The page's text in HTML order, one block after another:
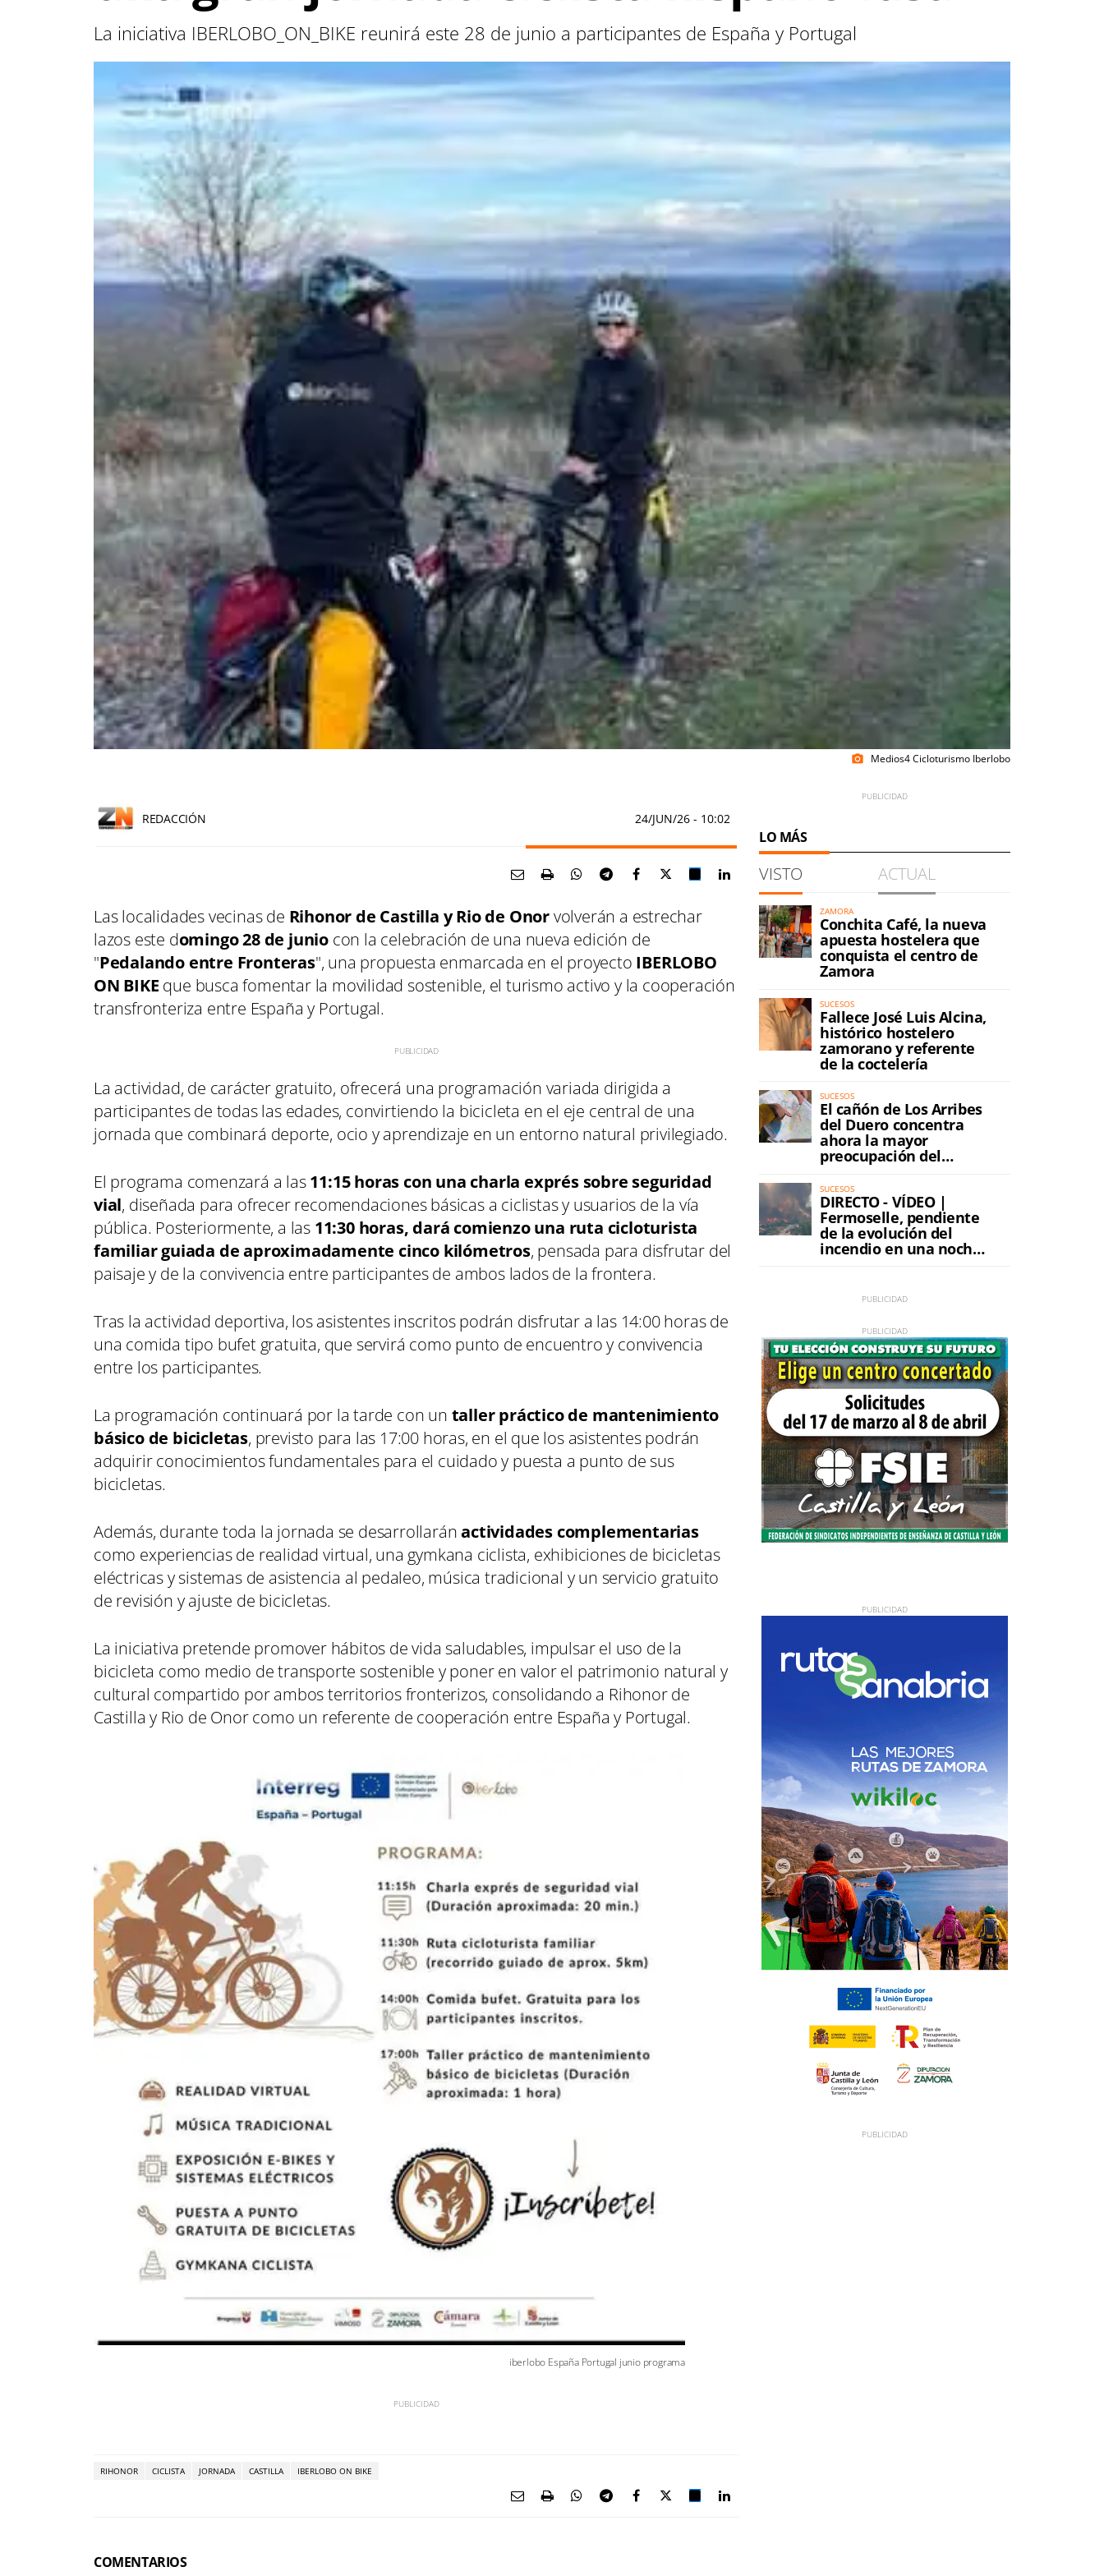
La iniciativa IBERLOBO_ON_BIKE reunirá este 28 de junio a participantes de España y Portugal
photo_camera Medios4 Cicloturismo Iberlobo
REDACCIÓN 24/JUN/26 - 10:02
Las localidades vecinas de Rihonor de Castilla y Rio de Onorvolverán a estrechar
lazos este domingo 28 de junio con la celebración de una nueva edición de
"Pedalando entre Fronteras", una propuesta enmarcada en el proyecto IBERLOBO
ON BIKE que busca fomentar la movilidad sostenible, el turismo activo y la cooperación
transfronteriza entre España y Portugal.
La actividad, de carácter gratuito, ofrecerá una programación variada dirigida a
participantes de todas las edades, convirtiendo la bicicleta en el eje central de una
jornada que combinará deporte, ocio y aprendizaje en un entorno natural privilegiado.
El programa comenzará a las11:15 horas con una charla exprés sobre seguridad
vial, diseñada para ofrecer recomendaciones básicas a ciclistas y usuarios de la vía
pública. Posteriormente, a las 11:30 horas, dará comienzo una ruta cicloturista
familiar guiada de aproximadamente cinco kilómetros, pensada para disfrutar del
paisaje y de la convivencia entre participantes de ambos lados de la frontera.
Tras la actividad deportiva, los asistentes inscritos podrán disfrutar a las 14:00 horas de
una comida tipo bufet gratuita, que servirá como punto de encuentro y convivencia
entre los participantes.
La programación continuará por la tarde con un taller práctico de mantenimiento
básico de bicicletas, previsto para las 17:00 horas, en el que los asistentes podrán
adquirir conocimientos fundamentales para el cuidado y puesta a punto de sus
bicicletas.
Además, durante toda la jornada se desarrollaránactividades complementarias
como experiencias de realidad virtual, una gymkana ciclista, exhibiciones de bicicletas
eléctricas y sistemas de asistencia al pedaleo, música tradicional y un servicio gratuito
de revisión y ajuste de bicicletas.
La iniciativa pretende promover hábitos de vida saludables, impulsar el uso de la
bicicleta como medio de transporte sostenible y poner en valor el patrimonio natural y
cultural compartido por ambos territorios fronterizos, consolidando a Rihonor de
Castilla y Rio de Onor como un referente de cooperación entre España y Portugal.
iberlobo España Portugal junio programa
RIHONOR CICLISTA JORNADA CASTILLA IBERLOBO ON BIKE
COMENTARIOS
LO MÁS
VISTO ACTUAL
ZAMORA
Conchita Café, la nueva
apuesta hostelera que
conquista el centro de
Zamora
SUCESOS
Fallece José Luis Alcina,
histórico hostelero
zamorano y referente
de la coctelería
SUCESOS
El cañón de Los Arribes
del Duero concentra
ahora la mayor
preocupación del
incendio
SUCESOS
DIRECTO - VÍDEO |
Fermoselle, pendiente
de la evolución del
incendio en una noche